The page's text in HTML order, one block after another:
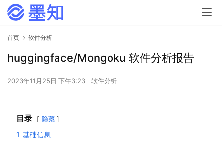
首页 软件分析
huggingface/Mongoku 软件分析报告
2023年11月25日 下午3:23 软件分析
目录 隐藏
1 基础信息